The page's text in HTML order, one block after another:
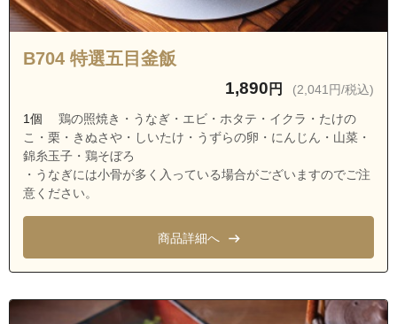
B704 特選五目釜飯
1,890 円 (2,041円/税込)
1個
鶏の照焼き・うなぎ・エビ・ホタテ・イクラ・たけの
こ・栗・きぬさや・しいたけ・うずらの卵・にんじん・山菜・
錦糸玉子・鶏そぼろ
・うなぎには小骨が多く入っている場合がございますのでご注
意ください。
商品詳細へ